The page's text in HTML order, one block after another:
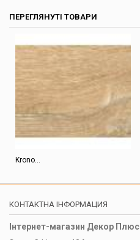
ПЕРЕГЛЯНУТІ ТОВАРИ
Krono...
КОНТАКТНА ІНФОРМАЦИЯ
Інтернет-магазин Декор Плюс